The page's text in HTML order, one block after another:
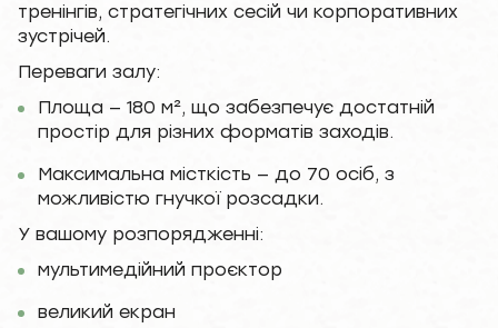
тренінгів, стратегічних сесій чи корпоративних
зустрічей.
Переваги залу:
Площа — 180 м², що забезпечує достатній
простір для різних форматів заходів.
Максимальна місткість — до 70 осіб, з
можливістю гнучкої розсадки.
У вашому розпорядженні:
мультимедійний проєктор
великий екран